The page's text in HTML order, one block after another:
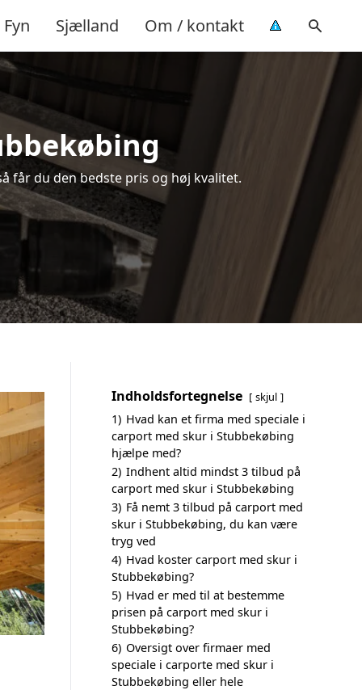
Fyn Sjælland Om / kontakt
får du den bedste pris og høj kvalitet.
Indholdsfortegnelse skjul
1) Hvad kan et firma med speciale i
carport med skur i Stubbekøbing
hjælpe med?
2) Indhent altid mindst 3 tilbud på
carport med skur i Stubbekøbing
3) Få nemt 3 tilbud på carport med
skur i Stubbekøbing, du kan være
tryg ved
4) Hvad koster carport med skur i
Stubbekøbing?
5) Hvad er med til at bestemme
prisen på carport med skur i
Stubbekøbing?
6) Oversigt over firmaer med
speciale i carporte med skur i
Stubbekøbing eller hele